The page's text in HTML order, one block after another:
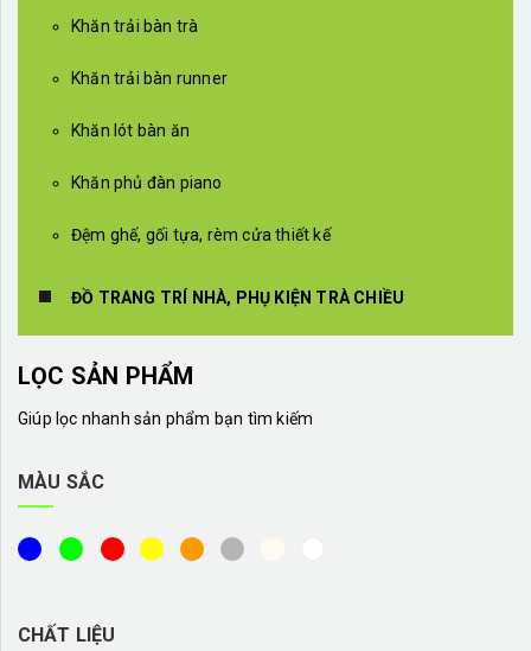
Khăn trải bàn trà
Khăn trải bàn runner
Khăn lót bàn ăn
Khăn phủ đàn piano
Đệm ghế, gối tựa, rèm cửa thiết kế
ĐỒ TRANG TRÍ NHÀ, PHỤ KIỆN TRÀ CHIỀU
LỌC SẢN PHẨM
Giúp lọc nhanh sản phẩm bạn tìm kiếm
MÀU SẮC
CHẤT LIỆU